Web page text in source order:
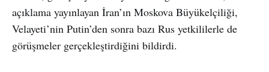
açıklama yayınlayan İran’ın Moskova Büyükelçiliği,
Velayeti’nin Putin’den sonra bazı Rus yetkililerle de
görüşmeler gerçekleştirdiğini bildirdi.